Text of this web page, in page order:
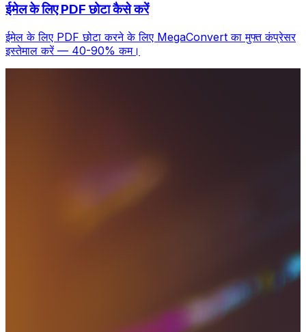
ईमेल के लिए PDF छोटा कैसे करें
ईमेल के लिए PDF छोटा करने के लिए MegaConvert का मुफ्त कंप्रेसर
इस्तेमाल करें — 40-90% कम।